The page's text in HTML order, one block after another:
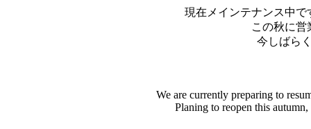
現在メインテナンス中
この秋に営
今しばら
We are currently preparing to
Planing to reopen this